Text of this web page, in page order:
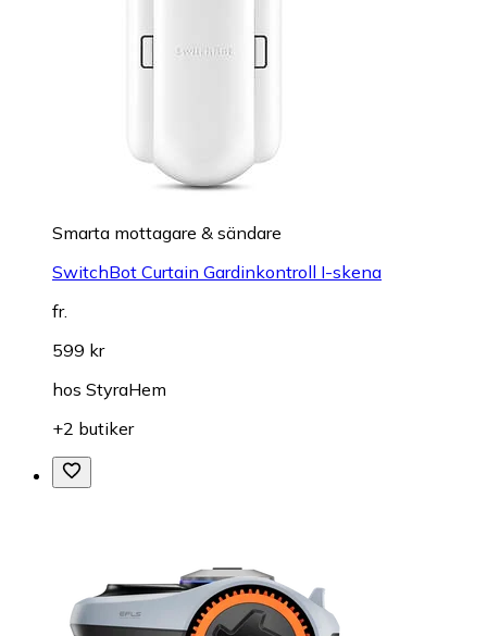
Smarta mottagare & sändare
SwitchBot Curtain Gardinkontroll I-skena
fr.
599 kr
hos StyraHem
+2 butiker